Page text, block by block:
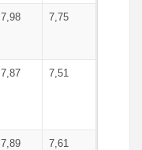
7,98 7,75
7,87 7,51
7,89 7,61